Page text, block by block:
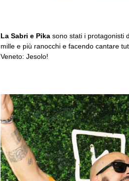
La Sabri e Pika sono stati i protagonisti
mille e più ranocchi e facendo cantare
Veneto: Jesolo!